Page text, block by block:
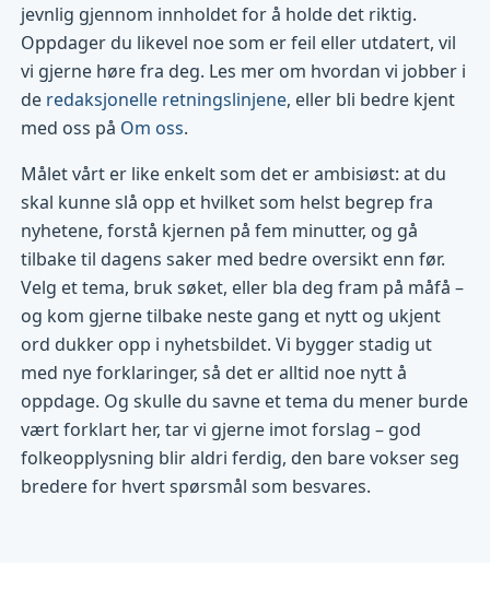
jevnlig gjennom innholdet for å holde det riktig.
Oppdager du likevel noe som er feil eller utdatert, vil
vi gjerne høre fra deg. Les mer om hvordan vi jobber i
de redaksjonelle retningslinjene, eller bli bedre kjent
med oss på Om oss.
Målet vårt er like enkelt som det er ambisiøst: at du
skal kunne slå opp et hvilket som helst begrep fra
nyhetene, forstå kjernen på fem minutter, og gå
tilbake til dagens saker med bedre oversikt enn før.
Velg et tema, bruk søket, eller bla deg fram på måfå –
og kom gjerne tilbake neste gang et nytt og ukjent
ord dukker opp i nyhetsbildet. Vi bygger stadig ut
med nye forklaringer, så det er alltid noe nytt å
oppdage. Og skulle du savne et tema du mener burde
vært forklart her, tar vi gjerne imot forslag – god
folkeopplysning blir aldri ferdig, den bare vokser seg
bredere for hvert spørsmål som besvares.